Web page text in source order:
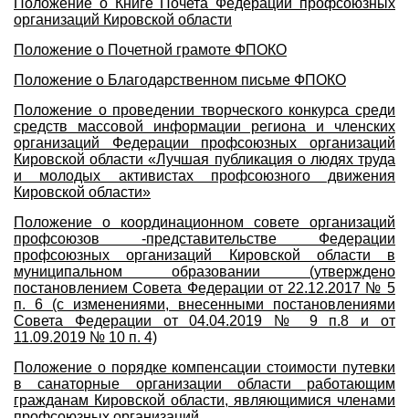
Положение о Книге Почета Федерации профсоюзных
организаций Кировской области
Положение о Почетной грамоте ФПОКО
Положение о Благодарственном письме ФПОКО
Положение о проведении творческого конкурса среди
средств массовой информации региона и членских
организаций Федерации профсоюзных организаций
Кировской области «Лучшая публикация о людях труда
и молодых активистах профсоюзного движения
Кировской области»
Положение о координационном совете организаций
профсоюзов -представительстве Федерации
профсоюзных организаций Кировской области в
муниципальном образовании (утверждено
постановлением Совета Федерации от 22.12.2017 № 5
п. 6 (с изменениями, внесенными постановлениями
Совета Федерации от 04.04.2019 № 9 п.8 и от
11.09.2019 № 10 п. 4)
Положение о порядке компенсации стоимости путевки
в санаторные организации области работающим
гражданам Кировской области, являющимися членами